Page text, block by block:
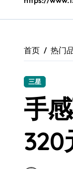
首页 热门
三星
手
320